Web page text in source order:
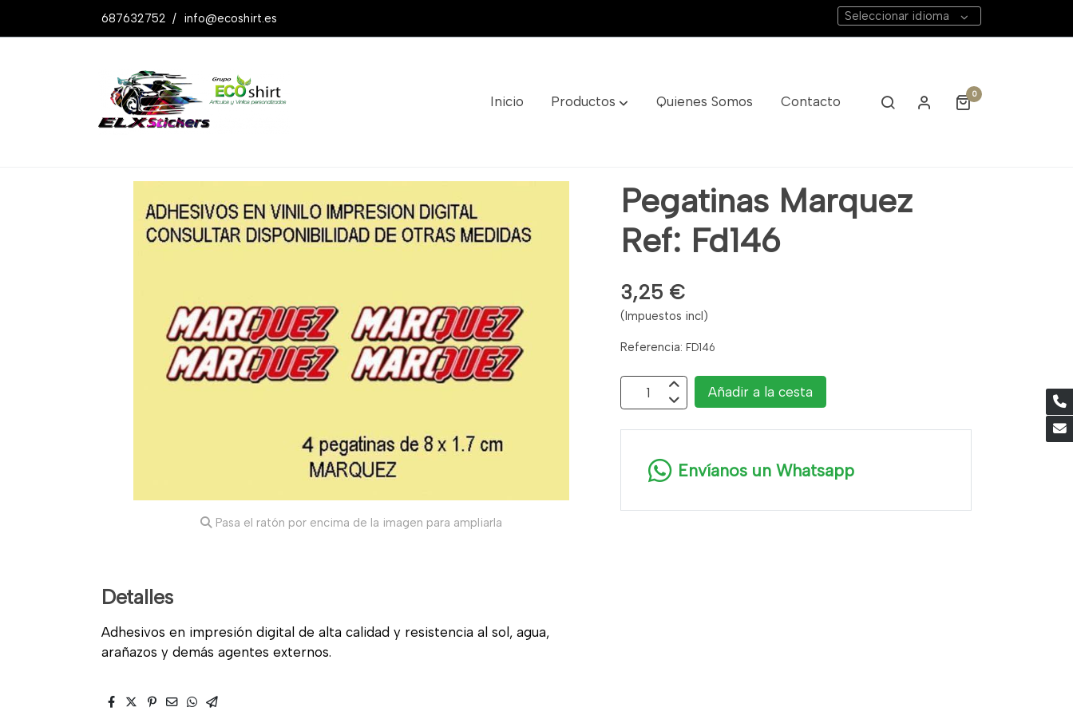
687632752 / info@ecoshirt.es Seleccionar idioma
Inicio Productos Quienes Somos Contacto 0
Productos Pegatinas Marquez Ref: Fd146
Pasa el ratón por encima de la imagen para ampliarla
Detalles
Adhesivos en impresión digital de alta calidad y resistencia al sol, agua,
arañazos y demás agentes externos.
Pegatinas Marquez
Ref: Fd146
3,25 €
(Impuestos incl)
Referencia: FD146
Añadir a la cesta
Envíanos un Whatsapp